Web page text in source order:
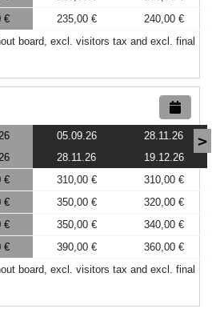
€ 235,00 €
240,00 €
board, excl. visitors tax and excl. final
>
05.09.26
28.11.26
28.11.26
19.12.26
€ 310,00 €
310,00 €
€ 350,00 €
320,00 €
€ 350,00 €
340,00 €
€ 390,00 €
360,00 €
board, excl. visitors tax and excl. final